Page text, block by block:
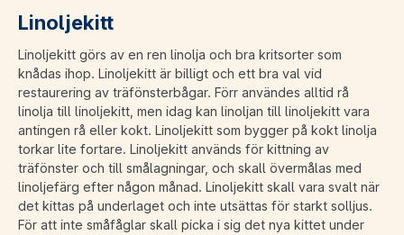
Linoljekitt
Linoljekitt görs av en ren linolja och bra kritsorter som
knådas ihop. Linoljekitt är billigt och ett bra val vid
restaurering av träfönsterbågar. Förr användes alltid rå
linolja till linoljekitt, men idag kan linoljan till linoljekitt vara
antingen rå eller kokt. Linoljekitt som bygger på kokt linolja
torkar lite fortare. Linoljekitt används för kittning av
träfönster och till smålagningar, och skall övermålas med
linoljefärg efter någon månad. Linoljekitt skall vara svalt när
det kittas på underlaget och inte utsättas för starkt solljus.
För att inte småfåglar skall picka i sig det nya kittet under